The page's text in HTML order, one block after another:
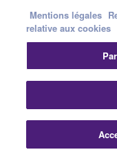
Nous
Respect de la
©
Mentions légales
relative aux cookies